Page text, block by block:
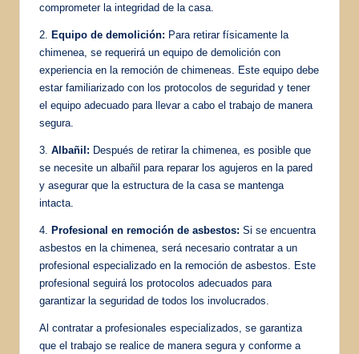
comprometer la integridad de la casa.
2. Equipo de demolición: Para retirar físicamente la
chimenea, se requerirá un equipo de demolición con
experiencia en la remoción de chimeneas. Este equipo debe
estar familiarizado con los protocolos de seguridad y tener
el equipo adecuado para llevar a cabo el trabajo de manera
segura.
3. Albañil: Después de retirar la chimenea, es posible que
se necesite un albañil para reparar los agujeros en la pared
y asegurar que la estructura de la casa se mantenga
intacta.
4. Profesional en remoción de asbestos: Si se encuentra
asbestos en la chimenea, será necesario contratar a un
profesional especializado en la remoción de asbestos. Este
profesional seguirá los protocolos adecuados para
garantizar la seguridad de todos los involucrados.
Al contratar a profesionales especializados, se garantiza
que el trabajo se realice de manera segura y conforme a